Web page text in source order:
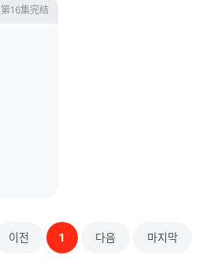
第16集完结
이전 1 다음 마지막